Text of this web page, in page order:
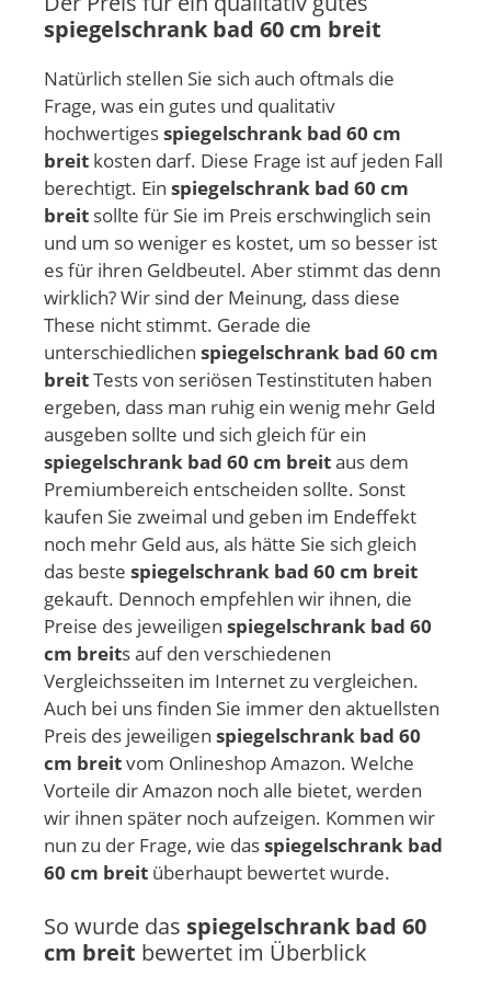
spiegelschrank bad 60 cm breit
Natürlich stellen Sie sich auch oftmals die
Frage, was ein gutes und qualitativ
hochwertigesspiegelschrank bad 60 cm
breit kosten darf. Diese Frage ist auf jeden Fall
berechtigt. Ein spiegelschrank bad 60 cm
breit sollte für Sie im Preis erschwinglich sein
und um so weniger es kostet, um so besser ist
es für ihren Geldbeutel. Aber stimmt das denn
wirklich? Wir sind der Meinung, dass diese
These nicht stimmt. Gerade die
unterschiedlichen spiegelschrank bad 60 cm
breitTests von seriösen Testinstituten haben
ergeben, dass man ruhig ein wenig mehr Geld
ausgeben sollte und sich gleich für ein
spiegelschrank bad 60 cm breitaus dem
Premiumbereich entscheiden sollte. Sonst
kaufen Sie zweimal und geben im Endeffekt
noch mehr Geld aus, als hätte Sie sich gleich
das beste spiegelschrank bad 60 cm breit
gekauft. Dennoch empfehlen wir ihnen, die
Preise des jeweiligen spiegelschrank bad 60
cm breits auf den verschiedenen
Vergleichsseiten im Internet zu vergleichen.
Auch bei uns finden Sie immer den aktuellsten
Preis des jeweiligen spiegelschrank bad 60
cm breitvom Onlineshop Amazon. Welche
Vorteile dir Amazon noch alle bietet, werden
wir ihnen später noch aufzeigen. Kommen wir
nun zu der Frage, wie dasspiegelschrank bad
60 cm breit überhaupt bewertet wurde.
So wurde das spiegelschrank bad 60
cm breit bewertet im Überblick